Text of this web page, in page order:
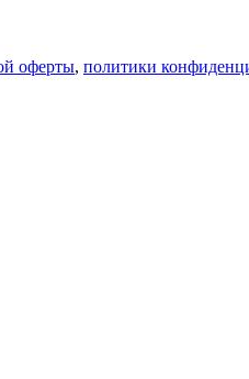
оферты, политики